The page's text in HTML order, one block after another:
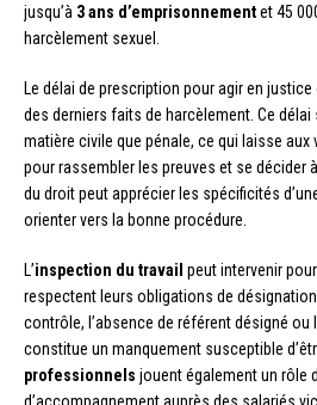
jusqu’à 3 ans d’emprisonnementet 45
harcèlement sexuel.
Le délai de prescription pour agir en justice
des derniers faits de harcèlement. Ce délai
matière civile que pénale, ce qui laisse
pour rassembler les preuves et se décider
du droit peut apprécier les spécificités
orienter vers la bonne procédure.
L’inspection du travail peut intervenir
respectent leurs obligations de
contrôle, l’absence de référent désigné
constitue un manquement susceptible
professionnels jouent également un rôle
d’accompagnement auprès des salariés